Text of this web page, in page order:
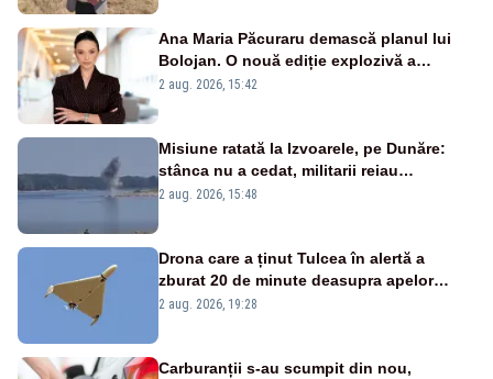
Ana Maria Păcuraru demască planul lui
Bolojan. O nouă ediție explozivă a
emisiunii „Miza Zilei” la Realitatea PLUS
2 aug. 2026, 15:42
Misiune ratată la Izvoarele, pe Dunăre:
stânca nu a cedat, militarii reiau
detonările luni – VIDEO
2 aug. 2026, 15:48
Drona care a ținut Tulcea în alertă a
zburat 20 de minute deasupra apelor
României. Au fost ridicate două F-16
2 aug. 2026, 19:28
Carburanții s-au scumpit din nou,